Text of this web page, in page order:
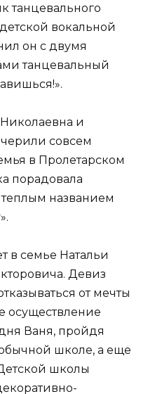
танцевального
вокальной
он с двумя
танцевальный
и
совсем
в Пролетарском
порадовала
названием
в семье Натальи
Девиз
от мечты
осуществление
Ваня, пройдя
обычной школе, а еще
школы